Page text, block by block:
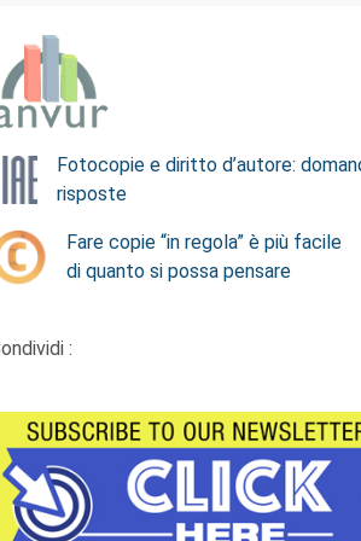
Fotocopie e diritto d’autore:
risposte
Fare copie “in regola” è più facile
di quanto si possa pensare
: